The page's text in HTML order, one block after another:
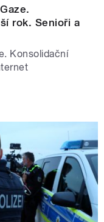
rok. Senioři a
Konsolidační